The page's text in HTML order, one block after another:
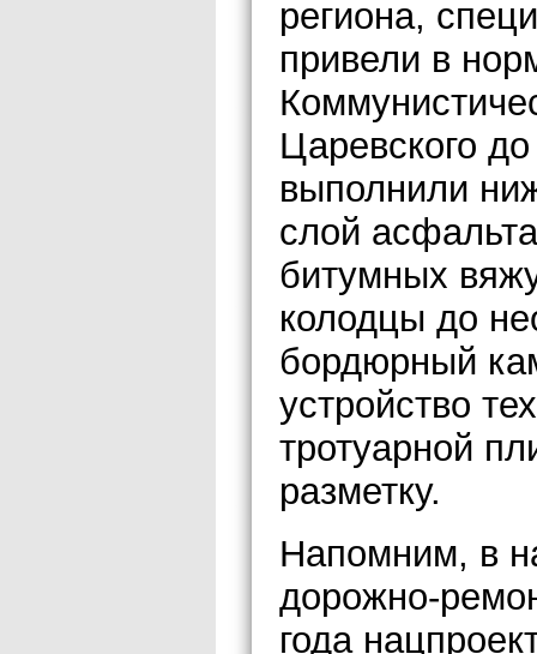
региона,
привели в
Царевского
выполнили
слой
битумных
колодцы до
бордюрный
устройство
тротуарной
разметку.
Напомним, в
дорожно-
года